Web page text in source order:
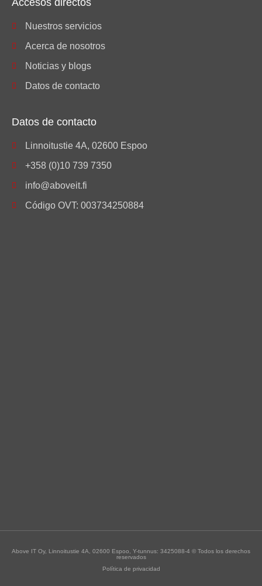
Nuestros servicios
Acerca de nosotros
Noticias y blogs
Datos de contacto
Datos de contacto
Linnoitustie 4A, 02600 Espoo
+358 (0)10 739 7350
info@aboveit.fi
Código OVT: 003734250884
Above IT Oy, Linnoitustie 4A, 02600 Espoo, Y-tunnus: 3425088-4 © Todos los derechos
reservados
Política de privacidad